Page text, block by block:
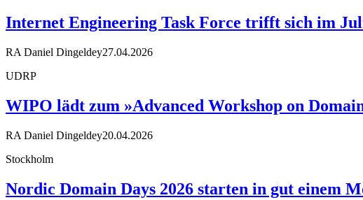
Internet Engineering Task Force trifft sich im
RA Daniel Dingeldey27.04.2026
UDRP
WIPO lädt zum »Advanced Workshop on
RA Daniel Dingeldey20.04.2026
Stockholm
Nordic Domain Days 2026 starten in gut einem